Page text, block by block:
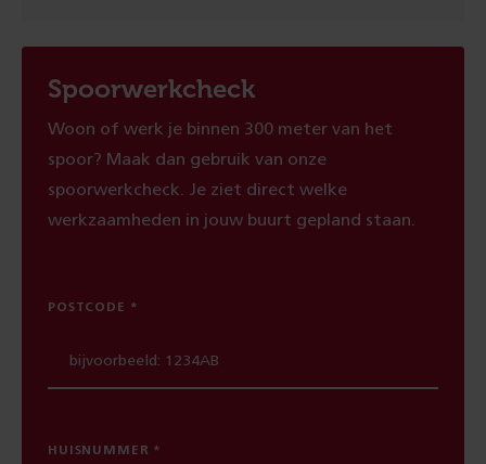
Spoorwerkcheck
Woon of werk je binnen 300 meter van het
spoor? Maak dan gebruik van onze
spoorwerkcheck. Je ziet direct welke
werkzaamheden in jouw buurt gepland staan.
POSTCODE
HUISNUMMER